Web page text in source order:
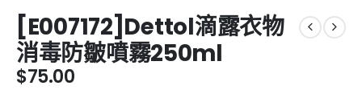
[E007172]Dettol滴露衣物
消毒防皺噴霧250ml
$75.00